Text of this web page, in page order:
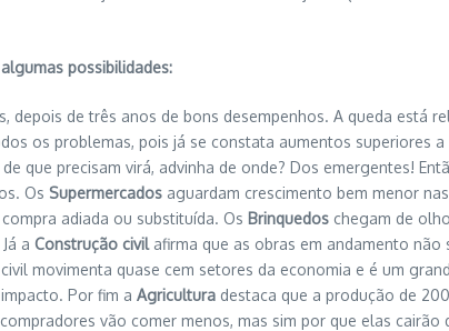
possibilidades:
depois de três anos de bons desempenhos. A queda
os problemas, pois já se constata aumentos superiores
que precisam virá, advinha de onde? Dos emergentes!
Os Supermercados aguardam crescimento bem menor
adiada ou substituída. Os Brinquedos chegam de
a Construção civil afirma que as obras em andamento
movimenta quase cem setores da economia e é um
Por fim a Agricultura destaca que a produção de
vão comer menos, mas sim por que elas